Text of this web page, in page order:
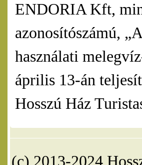
ENDORIA Kft,
azonosítószámú,
használati
április 13-án
Hosszú Ház
(c) 2013-2024